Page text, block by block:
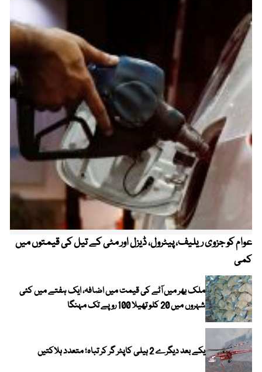
عوام کو جزوی ریلیف، پیٹرول، ڈیزل اور مٹی کے تیل کی قیمتوں میں
کمی
ملک بھر میں آٹے کی قیمت میں اضافہ، ایک ہفتے میں کئی
شہروں میں 20 کلو تھیلا 100 روپے تک مہنگا
یکے بعد دیگرے 2 ہیلی کاپٹر گر کر تباہ؛ متعدد ہلاکتیں